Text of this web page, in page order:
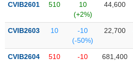
thái
phiếu
CVIB2601 510
10
(+2%)
44,600
CVIB2603 10
-10
(-50%)
22,700
CVIB2604 510
-10
681,400
NGÀNH